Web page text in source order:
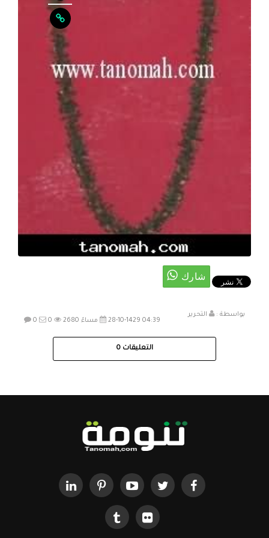
بواسطة :
التحرير
28-10-1429 04:39 مساءً
0 0 2680
التعليقات 0